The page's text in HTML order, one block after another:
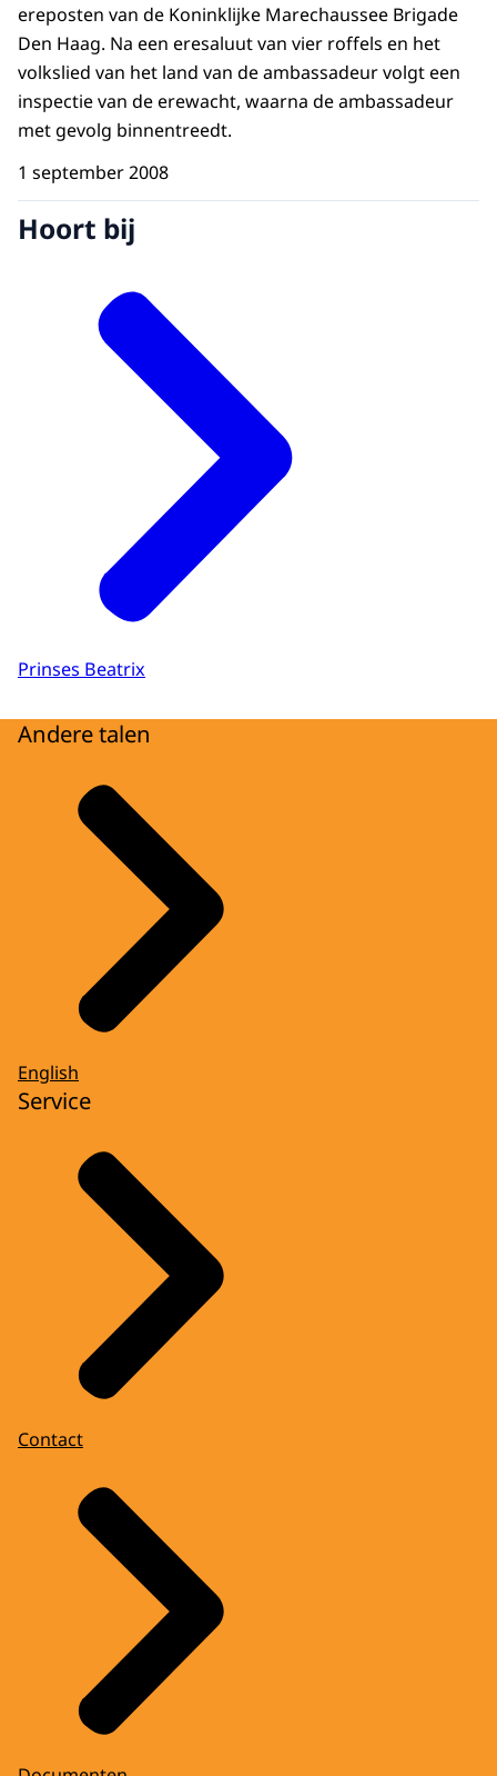
ereposten van de Koninklijke Marechaussee Brigade
Den Haag. Na een eresaluut van vier roffels en het
volkslied van het land van de ambassadeur volgt een
inspectie van de erewacht, waarna de ambassadeur
met gevolg binnentreedt.
1 september 2008
Hoort bij
Prinses Beatrix
Andere talen
English
Service
Contact